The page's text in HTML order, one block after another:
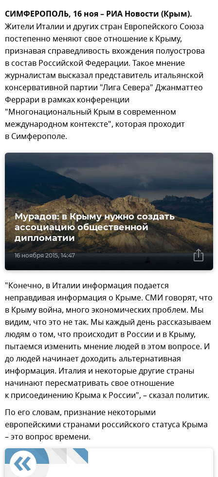
СИМФЕРОПОЛЬ, 16 ноя – РИА Новости (Крым).
Жители Италии и других стран Европейского Союза
постепенно меняют свое отношение к Крыму,
признавая справедливость вхождения полуострова
в состав Российской Федерации. Такое мнение
журналистам высказал представитель итальянской
консервативной партии "Лига Севера" Джанматтео
Феррари в рамках конференции
"Многонациональный Крым в современном
международном контексте", которая проходит
в Симферополе.
16 ноября 2015, 14:47
Мурадов: в Крыму нужно создать
ассоциацию общественной
дипломатии
"Конечно, в Италии информация подается
неправдивая информация о Крыме. СМИ говорят, что
в Крыму война, много экономических проблем. Мы
видим, что это не так. Мы каждый день рассказываем
людям о том, что происходит в России и в Крыму,
пытаемся изменить мнение людей в этом вопросе. И
до людей начинает доходить альтернативная
информация. Италия и некоторые другие страны
начинают пересматривать свое отношение
к присоединению Крыма к России", – сказал политик.
По его словам, признание некоторыми
европейскими странами российского статуса Крыма
– это вопрос времени.